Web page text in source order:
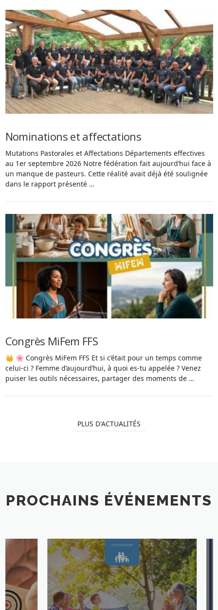
Nominations et affectations
Mutations Pastorales et Affectations Départements effectives
au 1er septembre 2026 Notre fédération fait aujourd’hui face à
un manque de pasteurs. Cette réalité avait déjà été soulignée
dans le rapport présenté …
Congrès MiFem FFS
👑 🌸 Congrès MiFem FFS Et si c’était pour un temps comme
celui-ci ? Femme d’aujourd’hui, à quoi es-tu appelée ? Venez
puiser les outils nécessaires, partager des moments de …
PLUS D'ACTUALITÉS
PROCHAINS ÉVÉNEMENTS